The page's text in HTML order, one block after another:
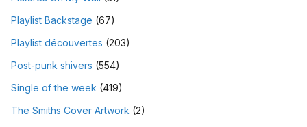
Playlist Backstage (67)
Playlist découvertes (203)
Post-punk shivers (554)
Single of the week (419)
The Smiths Cover Artwork (2)